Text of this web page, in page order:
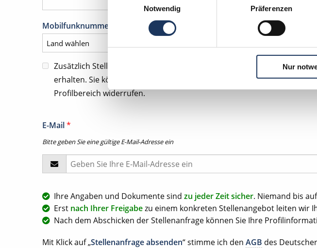
Notwendig
Präferenzen
Nur
Mobilfunknummer für tel. Kontaktanfragen
Zusätzlich Stellenangebote und Kommunikation per
WhatsApp
erhalten. Sie können diese Zustimmung jederzeit in Ihrem
Profilbereich widerrufen.
E-Mail*
Bitte geben Sie eine gültige E-Mail-Adresse ein
Ihre Angaben und Dokumente sind zu jeder Zeit sicher. Niemand bis
Erst nach Ihrer Freigabezu einem konkreten Stellenangebot leiten wir
Nach dem Abschicken der Stellenanfrage können Sie Ihre
Mit Klick auf „Stellenanfrage absenden“ stimme ich den AGB des